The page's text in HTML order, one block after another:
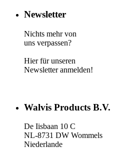
Newsletter
Nichts mehr von
uns verpassen?
Hier für unseren
Newsletter anmelden!
Walvis Products B.V.
De Iisbaan 10 C
NL-8731 DW Wommels
Niederlande